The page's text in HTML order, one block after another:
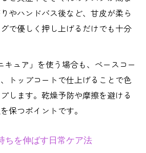
ル初心者向け手入れ頻度ガイド
保つ段階的ネイルケア
ームとネイルオイルの順番と役
対策に役立つネイル手入れ術
やハンドバス後など、甘皮が柔ら
で優しく押し上げるだけでも十分
キュア」を使う場合も、ベースコー
トップコートで仕上げることで色
します。乾燥予防や摩擦を避ける
保つポイントです。
ちを伸ばす日常ケア法